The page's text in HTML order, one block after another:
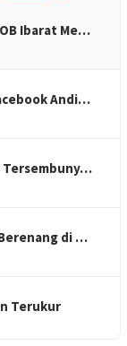
Ibarat Me…
Andi…
Tersembuny…
di …
Terukur